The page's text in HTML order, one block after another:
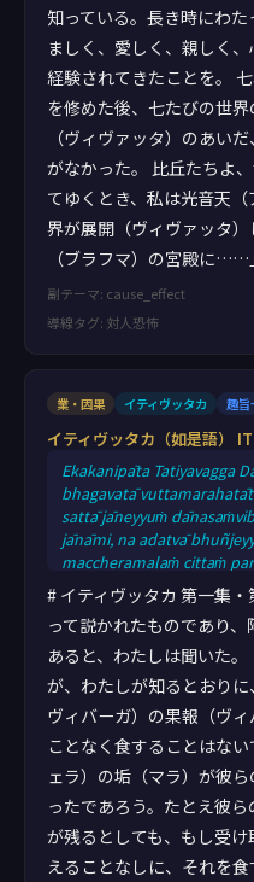
知っている。長き時にわ
ましく、愛しく、親しく
経験されてきたことを。
を修めた後、七たびの世
（ヴィヴァッタ）のあい
がなかった。 比丘たちよ
てゆくとき、私は光音天
界が展開（ヴィヴァッタ
（ブラフマ）の宮殿に……」
副テーマ: cause_effect
導線タグ: 対人恐怖
業・因果 イティヴッタカ 趣旨
イティヴッタカ（如是語）
Ekakanipāta Tatiyavagga
bhagavatā
sattā jāneyyuṁ
jānāmi, na adatvā
maccheramalaṁ cittaṁ
assa carimo ālopo
asaṁvibhajitvā
Yasmā ca kho, bhikkhave,
dānasaṁvibhāgassa
adatvā bhuñjanti,
pariyādā
# イティヴッタカ 第一集
って説かれたものであり
あると、わたしは聞いた
が、わたしが知るとおり
ヴィバーガ）の果報（ヴ
ことなく食することはな
ェラ）の垢（マラ）が彼
ったであろう。たとえ彼
が残るとしても、もし受
えることなしに、それを食